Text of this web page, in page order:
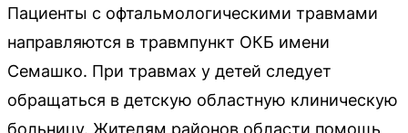
Пациенты с офтальмологическими травмами
направляются в травмпункт ОКБ имени
Семашко. При травмах у детей следует
обращаться в детскую областную клиническую
больницу. Жителям районов области помощь